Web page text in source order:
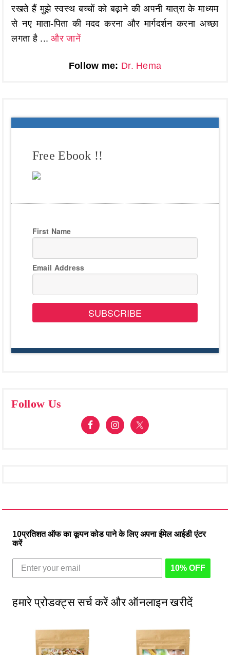
रखते हैं मुझे स्वस्थ बच्चों को बढ़ाने की अपनी यात्रा के माध्यम
से नए माता-पिता की मदद करना और मार्गदर्शन करना अच्छा
लगता है ...और जानें
Follow me: Dr. Hema
Free Ebook !!
First Name
Email Address
SUBSCRIBE
Follow Us
10प्रतिशत ऑफ का कूपन कोड पाने के लिए अपना ईमेल आईडी एंटर
करें
10% OFF
हमारे प्रोडक्ट्स सर्च करें और ऑनलाइन खरीदें